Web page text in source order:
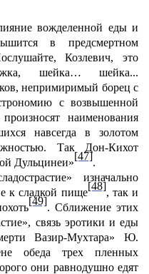
вожделенной еды и
в предсмертном
Козлевич, это
шейка… шейка...
непримиримый борец с
с возвышенной
наименования
навсегда в золотом
Так Дон-Кихот
Дульцинеи»
[47]
.
изначально
к сладкой пище
[48]
, так и
[49]
. Сближение этих
связь эротики и еды
Вазир-Мухтара» Ю.
обеда трех пленных
они равнодушно едят